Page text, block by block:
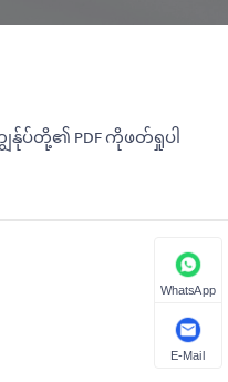
ပ်တို့၏ PDF ကိုဖတ်ရှုပါ
WhatsApp
E-Mail